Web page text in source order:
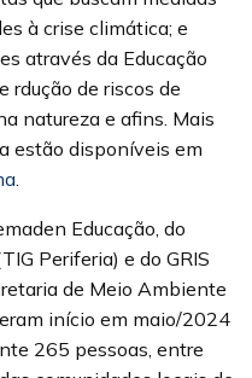
à crise climática; e
através da Educação
rdução de riscos de
natureza e afins. Mais
estão disponíveis em
Educação, do
Periferia) e do GRIS
de Meio Ambiente
início em maio/2024
265 pessoas, entre